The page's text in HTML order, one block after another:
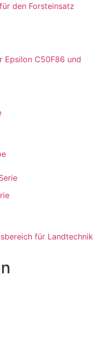
den Forsteinsatz
Epsilon C50F86 und
für Landtechnik